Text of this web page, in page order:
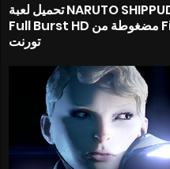
تحميل لعبة NARUTO SHIPPUDEN Ultimate Ninja STORM 3
Full Burst HD مضغوطة من FitGirl Repack برابط مباشر و
تورنت